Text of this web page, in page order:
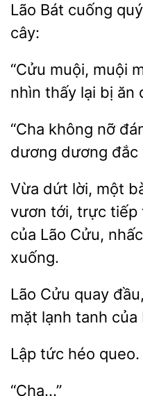
Lão cuống
cây:
“Cửu muội, muội
thấy lại bị ăn
“Cha không
dương dương
Vừa dứt lời, một
vươn tới, trực tiếp
của Lão Cửu,
xuống.
Lão
mặt lạnh tanh của
héo
“Cha…”